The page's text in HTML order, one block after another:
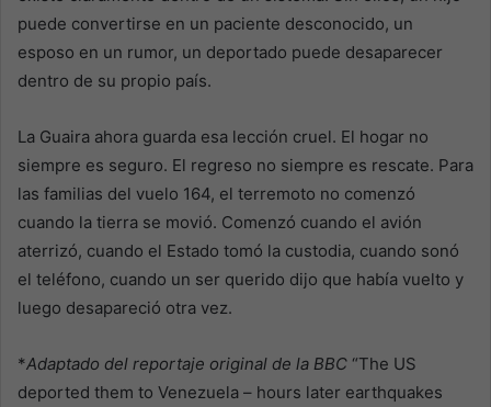
puede convertirse en un paciente desconocido, un
esposo en un rumor, un deportado puede desaparecer
dentro de su propio país.
La Guaira ahora guarda esa lección cruel. El hogar no
siempre es seguro. El regreso no siempre es rescate. Para
las familias del vuelo 164, el terremoto no comenzó
cuando la tierra se movió. Comenzó cuando el avión
aterrizó, cuando el Estado tomó la custodia, cuando sonó
el teléfono, cuando un ser querido dijo que había vuelto y
luego desapareció otra vez.
*Adaptado del reportaje original de la BBC “The US
deported them to Venezuela – hours later earthquakes